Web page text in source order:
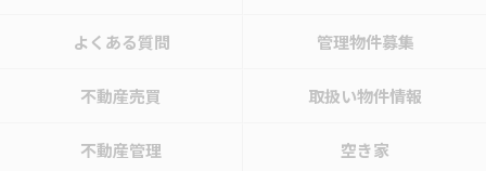
よくある質問 管理物件募集
不動産売買 取扱い物件情報
不動産管理 空き家